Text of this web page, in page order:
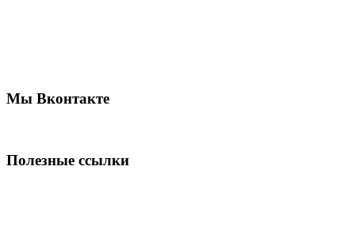
Мы Вконтакте
Полезные ссылки